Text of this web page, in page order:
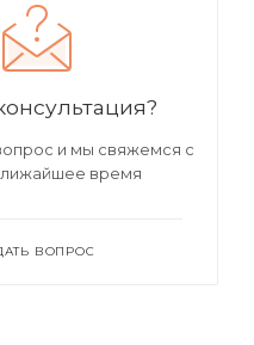
и мы свяжемся с
время
ВОПРОС